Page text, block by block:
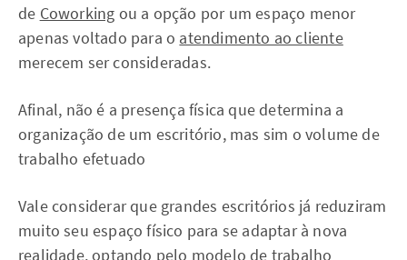
de Coworking ou a opção por um espaço menor
apenas voltado para o atendimento ao cliente
merecem ser consideradas.
Afinal, não é a presença física que determina a
organização de um escritório, mas sim o volume de
trabalho efetuado
Vale considerar que grandes escritórios já reduziram
muito seu espaço físico para se adaptar à nova
realidade, optando pelo modelo de trabalho